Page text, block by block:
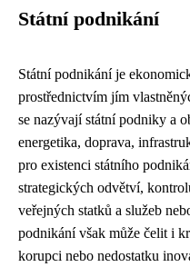
Státní podnikání
Státní podnikání je
prostřednictvím jím
se nazývají státní podniky a
energetika, doprava,
pro existenci státního
strategických odvětví,
veřejných statků a služeb
podnikání však může čelit i
korupci nebo nedostatku